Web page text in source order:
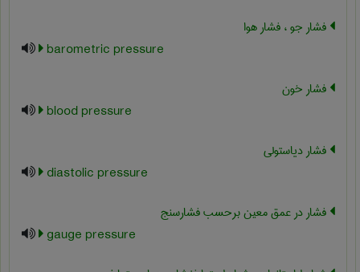
فشار جو ، فشار هوا
barometric pressure
فشار خون
blood pressure
فشار دیاستولی
diastolic pressure
فشار در عمق معین برحسب فشارسنج
gauge pressure